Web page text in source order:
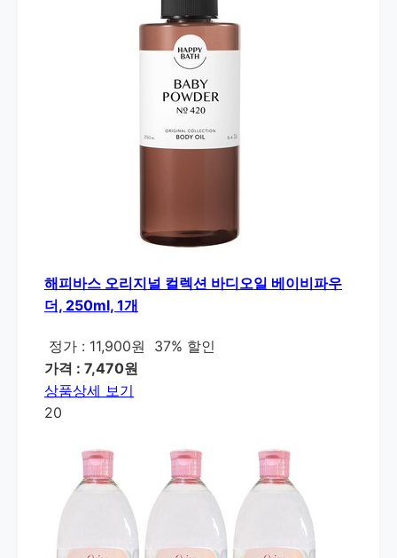
해피바스 오리지널 컬렉션 바디오일 베이비파우
더, 250ml, 1개
정가 : 11,900원
37% 할인
가격 : 7,470원
상품상세 보기
20